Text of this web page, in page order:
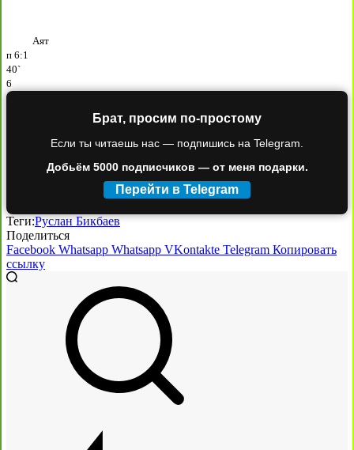
Аят
п 6:1
40`
6
Брат, просим по-простому
Если ты читаешь нас — подпишись на Telegram.
Добьём 5000 подписчиков — от меня подарки.
Перейти в Telegram
Теги:Руслан Бикбаев
Поделиться
Facebook Whatsapp Whatsapp VKontakte Telegram Копировать
ссылку